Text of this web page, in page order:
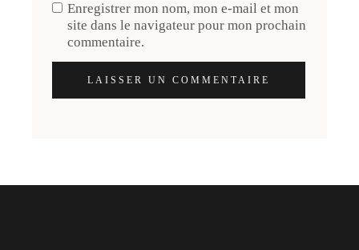
Enregistrer mon nom, mon e-mail et mon
site dans le navigateur pour mon prochain
commentaire.
LAISSER UN COMMENTAIRE